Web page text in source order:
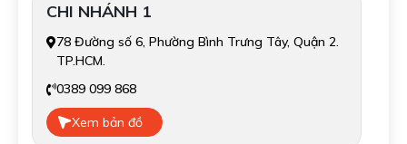
CHI NHÁNH 1
78 Đường số 6, Phường Bình Trưng Tây, Quận 2.
TP.HCM.
0389 099 868
Xem bản đồ